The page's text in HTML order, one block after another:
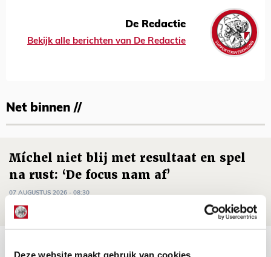
Deze website maakt gebruik van cookies
De Redactie
Bekijk alle berichten van De Redactie
Net binnen //
Míchel niet blij met resultaat en spel
na rust: ‘De focus nam af’
07 AUGUSTUS 2026 - 08:30
NIEUWS